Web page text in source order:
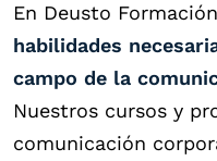
En Deusto
habilidades
campo de la
Nuestros cursos y
comunicación